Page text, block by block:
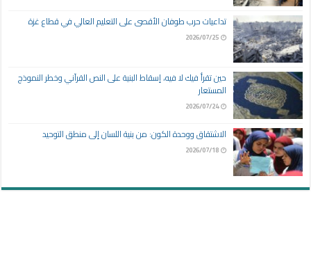
تداعيات حرب طوفان الأقصى على التعليم العالي في قطاع غزة
2026/07/25
حين تقرأ فيك لا فيه، إسقاط البنية على النص القرآني وخطر النموذج
المستعار
2026/07/24
الاشتقاق ووحدة الكون: من بنية اللسان إلى منطق التوحيد
2026/07/18